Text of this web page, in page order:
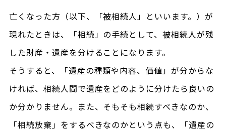
亡くなった方（以下、「被相続人」といいます。）が
現れたときは、「相続」の手続として、被相続人が残
した財産・遺産を分けることになります。
そうすると、「遺産の種類や内容、価値」が分からな
ければ、相続人間で遺産をどのように分けたら良いの
か分かりません。また、そもそも相続すべきなのか、
「相続放棄」をするべきなのかという点も、「遺産の